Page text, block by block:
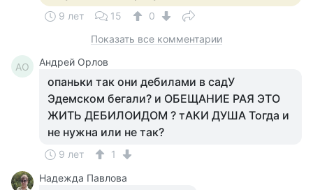
9 лет 15
0
Показать все комментарии
АО Андрей Орлов
опаньки так они дебилами в садУ
Эдемском бегали? и ОБЕЩАНИЕ РАЯ ЭТО
ЖИТЬ ДЕБИЛОИДОМ ? тАКИ ДУША Тогда и
не нужна или не так?
9 лет
1
Надежда Павлова